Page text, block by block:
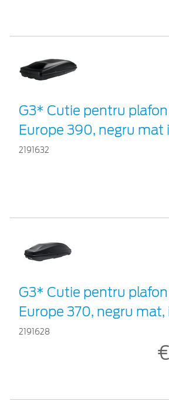
G3* Cutie pentru plafon
Europe 390, negru mat
2191632
G3* Cutie pentru plafon
Europe 370, negru
2191628